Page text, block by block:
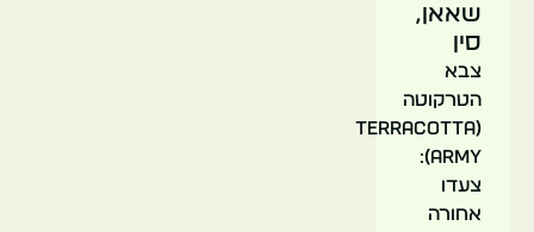
שאאן,
סין
צבא
הטרקוטה
(Terracotta
Army):
צעדו
אחורה